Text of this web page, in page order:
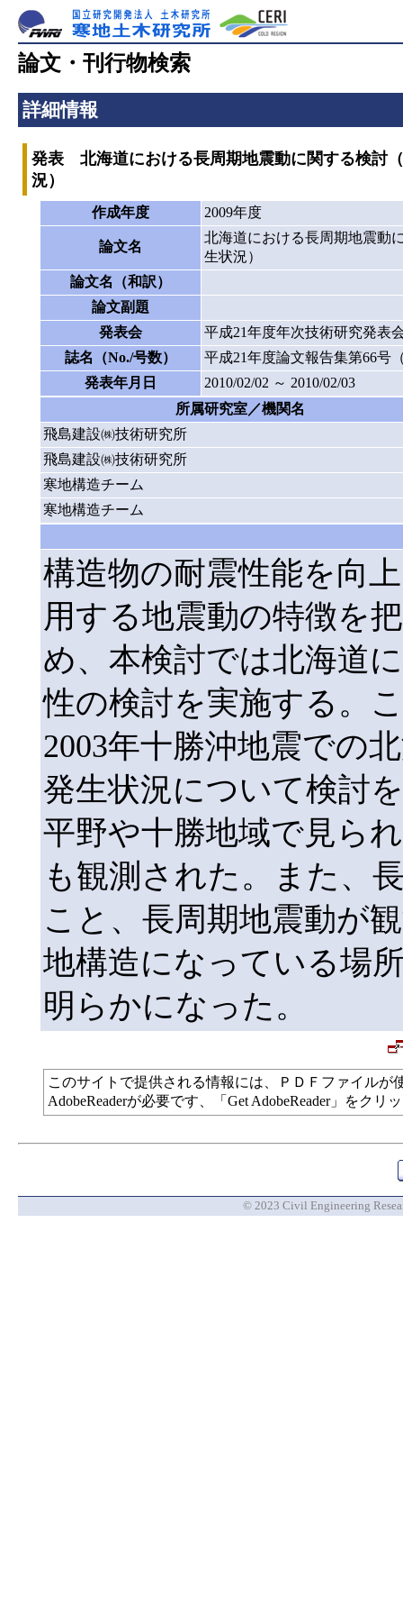
論文・刊行物検索
詳細情報
発表 北海道における長周期地震動に関する検討
況）
作成年度 2009年度
論文名
北海道における長周期地震動
生状況）
論文名（和訳）
論文副題
発表会
平成21年度年次技術研究発表
誌名（No./号数）
平成21年度論文報告集第66号
発表年月日
2010/02/02 ～ 2010/02/03
所属研究室／機関名
飛島建設㈱技術研究所
飛島建設㈱技術研究所
寒地構造チーム
寒地構造チーム
構造物の耐震性能を向
用する地震動の特徴を
め、本検討では北海道
性の検討を実施する。
2003年十勝沖地震での
発生状況について検討
平野や十勝地域で見ら
も観測された。また、
こと、長周期地震動が
地構造になっている場
明らかになった。
このサイトで提供される情報には、ＰＤＦファイル
AdobeReaderが必要です、「Get AdobeReader」をク
© 2023 Civil Engineering